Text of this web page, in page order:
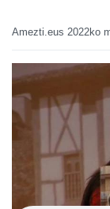
Amezti.eus 2022ko